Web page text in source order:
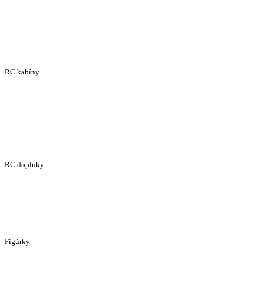
RC kabíny
RC doplnky
Figúrky